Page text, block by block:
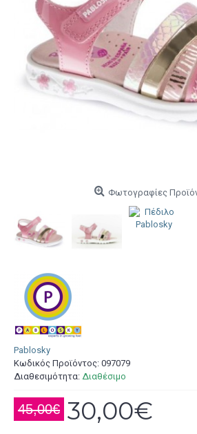
Φωτογραφίες
Pablosky
Κωδικός Προϊόντος: 097079
Διαθεσιμότητα: Διαθέσιμο
45,00€ 30,00€